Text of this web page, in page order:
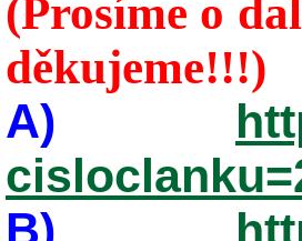
(Prosíme o
děkujeme!!!)
A)
B)